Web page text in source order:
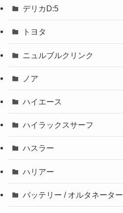
デリカD:5
トヨタ
ニュルブルクリンク
ノア
ハイエース
ハイラックスサーフ
ハスラー
ハリアー
バッテリー / オルタネーター